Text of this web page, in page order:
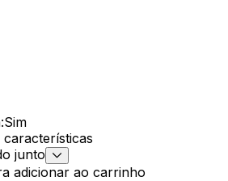
:Sim
características
junto
adicionar ao carrinho